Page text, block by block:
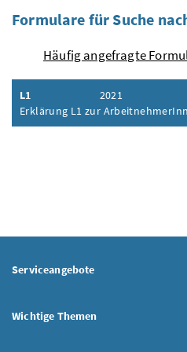
Formulare für Suche
Häufig angefragte
L1
2021
Erklärung L1 zur
Inhalt aufklappen
Serviceangebote
Wichtige Themen